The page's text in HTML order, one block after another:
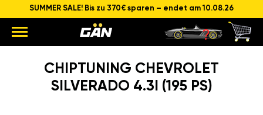
SUMMER SALE! Bis zu 370€ sparen – endet am 10.08.26
CHIPTUNING CHEVROLET
SILVERADO 4.3I (195 PS)